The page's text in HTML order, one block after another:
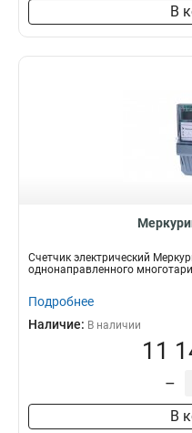
В
Счетчик электрический
однонаправленного
Подробнее
Наличие: В наличии
11
–
В